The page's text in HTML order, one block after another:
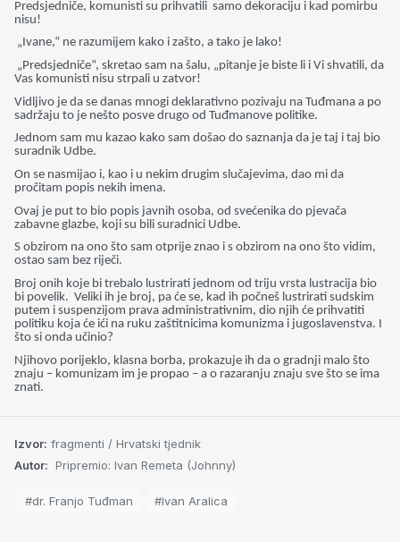
Predsjedniče, komunisti su prihvatili samo dekoraciju i kad pomirbu
nisu!
„Ivane,“ ne razumijem kako i zašto, a tako je lako!
„Predsjedniče“, skretao sam na šalu, „pitanje je biste li i Vi shvatili, da
Vas komunisti nisu strpali u zatvor!
Vidljivo je da se danas mnogi deklarativno pozivaju na Tuđmana a po
sadržaju to je nešto posve drugo od Tuđmanove politike.
Jednom sam mu kazao kako sam došao do saznanja da je taj i taj bio
suradnik Udbe.
On se nasmijao i, kao i u nekim drugim slučajevima, dao mi da
pročitam popis nekih imena.
Ovaj je put to bio popis javnih osoba, od svećenika do pjevača
zabavne glazbe, koji su bili suradnici Udbe.
S obzirom na ono što sam otprije znao i s obzirom na ono što vidim,
ostao sam bez riječi.
Broj onih koje bi trebalo lustrirati jednom od triju vrsta lustracija bio
bi povelik. Veliki ih je broj, pa će se, kad ih počneš lustrirati sudskim
putem i suspenzijom prava administrativnim, dio njih će prihvatiti
politiku koja će ići na ruku zaštitnicima komunizma i jugoslavenstva. I
što si onda učinio?
Njihovo porijeklo, klasna borba, prokazuje ih da o gradnji malo što
znaju – komunizam im je propao – a o razaranju znaju sve što se ima
znati.
Izvor: fragmenti / Hrvatski tjednik
Autor: Pripremio: Ivan Remeta (Johnny)
#dr. Franjo Tuđman #Ivan Aralica